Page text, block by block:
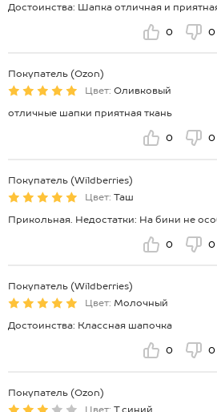
Достоинства: Шапка отличная и
0 0
Покупатель (Ozon)
Цвет: Оливковый
отличные шапки приятная ткань
0 0
Покупатель (Wildberries)
Цвет: Таш
Прикольная. Недостатки: На бини не
0 0
Покупатель (Wildberries)
Цвет: Молочный
Достоинства: Классная шапочка
0 0
Покупатель (Ozon)
Цвет: Т.синий